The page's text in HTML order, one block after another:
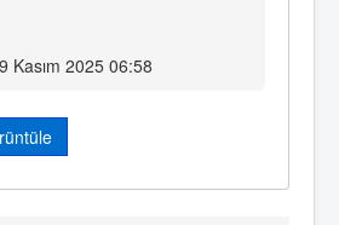
Kasım 2025 06:58